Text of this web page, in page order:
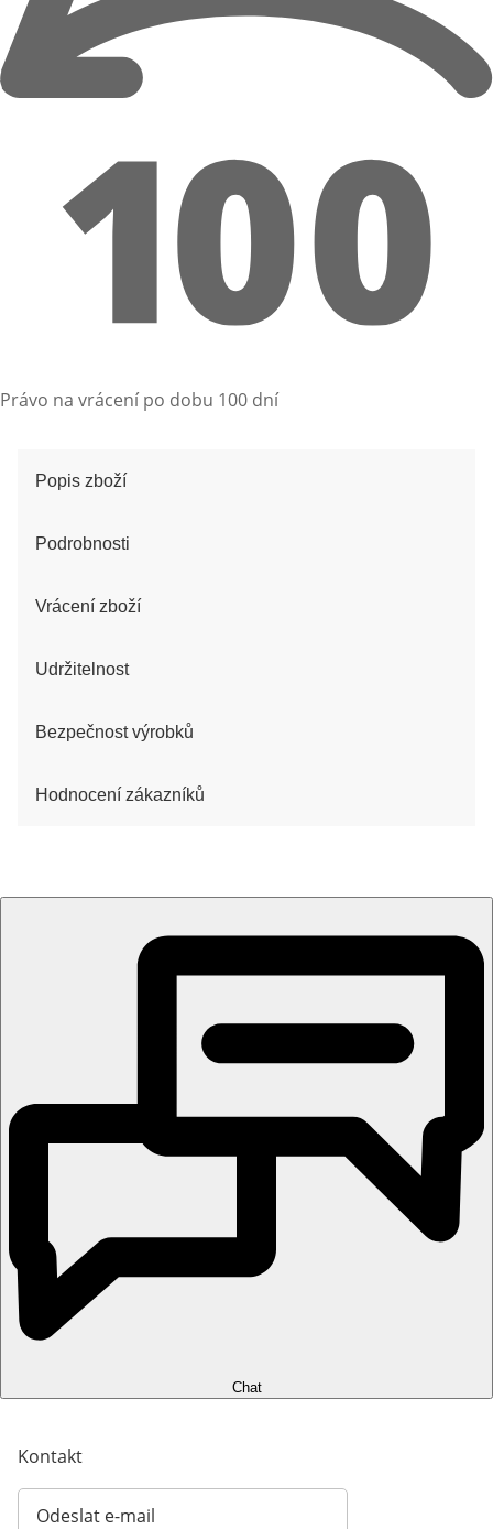
Právo na vrácení po dobu 100 dní
Popis zboží
Podrobnosti
Vrácení zboží
Udržitelnost
Bezpečnost výrobků
Hodnocení zákazníků
Chat
Kontakt
Odeslat e-mail